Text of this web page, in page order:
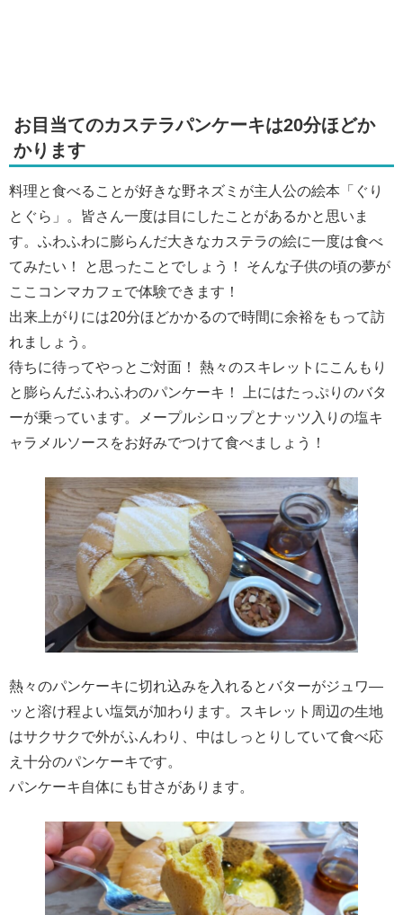
お目当てのカステラパンケーキは20分ほどか
かります
料理と食べることが好きな野ネズミが主人公の絵本「ぐり
とぐら」。皆さん一度は目にしたことがあるかと思いま
す。ふわふわに膨らんだ大きなカステラの絵に一度は食べ
てみたい！ と思ったことでしょう！ そんな子供の頃の夢が
ここコンマカフェで体験できます！
出来上がりには20分ほどかかるので時間に余裕をもって訪
れましょう。
待ちに待ってやっとご対面！ 熱々のスキレットにこんもり
と膨らんだふわふわのパンケーキ！ 上にはたっぷりのバタ
ーが乗っています。メープルシロップとナッツ入りの塩キ
ャラメルソースをお好みでつけて食べましょう！
熱々のパンケーキに切れ込みを入れるとバターがジュワ―
ッと溶け程よい塩気が加わります。スキレット周辺の生地
はサクサクで外がふんわり、中はしっとりしていて食べ応
え十分のパンケーキです。
パンケーキ自体にも甘さがあります。